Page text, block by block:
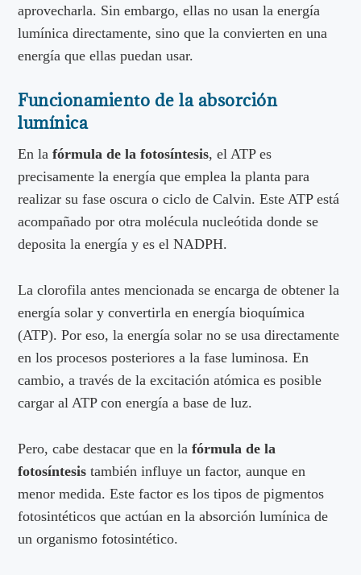
aprovecharla. Sin embargo, ellas no usan la energía
lumínica directamente, sino que la convierten en una
energía que ellas puedan usar.
Funcionamiento de la absorción
lumínica
En lafórmula de la fotosíntesis, el ATP es
precisamente la energía que emplea la planta para
realizar su fase oscura o ciclo de Calvin. Este ATP está
acompañado por otra molécula nucleótida donde se
deposita la energía y es el NADPH.
La clorofila antes mencionada se encarga de obtener la
energía solar y convertirla en energía bioquímica
(ATP). Por eso, la energía solar no se usa directamente
en los procesos posteriores a la fase luminosa. En
cambio, a través de la excitación atómica es posible
cargar al ATP con energía a base de luz.
Pero, cabe destacar que en lafórmula de la
fotosíntesis también influye un factor, aunque en
menor medida. Este factor es los tipos de pigmentos
fotosintéticos que actúan en la absorción lumínica de
un organismo fotosintético.